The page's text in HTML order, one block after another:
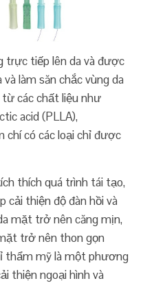
trực tiếp lên da và được
làm săn chắc vùng da
các chất liệu như
acid (PLLA),
chí có các loại chỉ được
thích quá trình tái tạo,
cải thiện độ đàn hồi và
mặt trở nên căng mịn,
trở nên thon gọn
thẩm mỹ là một phương
thiện ngoại hình và